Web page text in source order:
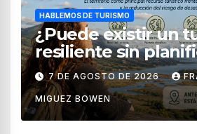
HABLEMOS DE TURISMO
¿Puede existir un
resiliente sin
territorial?
7 DE AGOSTO DE 2026
MIGUEZ BOWEN